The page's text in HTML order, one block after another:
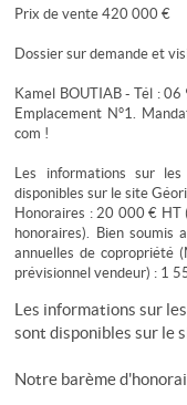
Prix de vente 420 000 €
Dossier sur demande et
Kamel BOUTIAB - Tél :
Emplacement N°1.
com !
Les informations sur
disponibles sur le site
Honoraires : 20 000 € HT
honoraires). Bien soumis
annuelles de copropriété
prévisionnel vendeur) : 1
Les informations sur
sont disponibles sur le
Notre barème